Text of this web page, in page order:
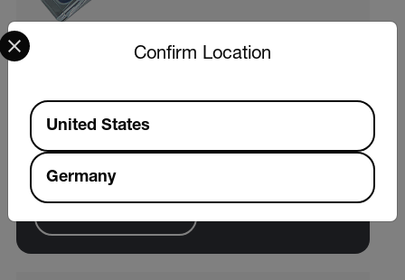
Extech RF41
Portable Battery Coolant/Glycol Refractometer
with ATC (°C)
Confirm Location
Select your preferred country and language from the
Available Locations
United States
Germany